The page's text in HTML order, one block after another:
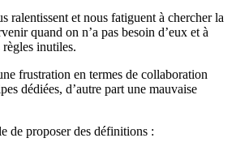
ralentissent et nous fatiguent à chercher la
quand on n’a pas besoin d’eux et à
inutiles.
frustration en termes de collaboration
dédiées, d’autre part une mauvaise
de proposer des définitions :